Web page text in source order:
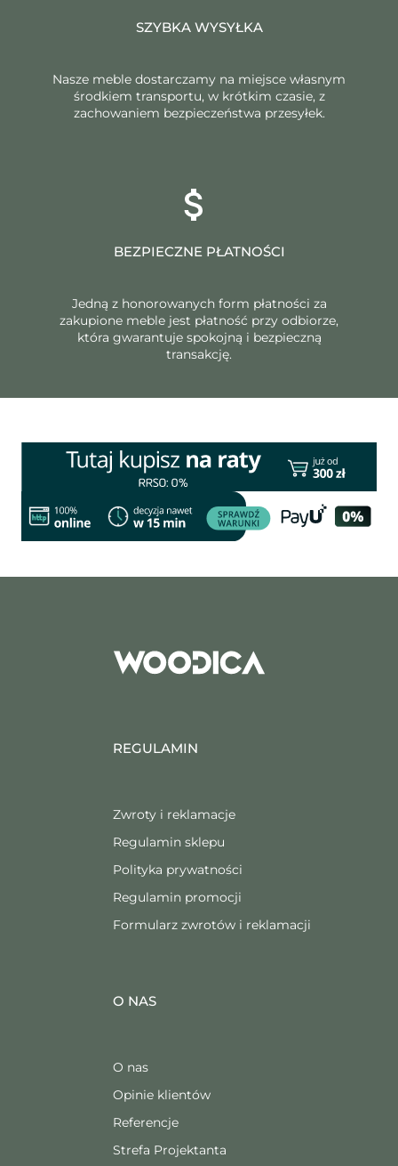
SZYBKA WYSYŁKA
Nasze meble dostarczamy na miejsce własnym
środkiem transportu, w krótkim czasie, z
zachowaniem bezpieczeństwa przesyłek.
BEZPIECZNE PŁATNOŚCI
Jedną z honorowanych form płatności za
zakupione meble jest płatność przy odbiorze,
która gwarantuje spokojną i bezpieczną
transakcję.
REGULAMIN
Zwroty i reklamacje
Regulamin sklepu
Polityka prywatności
Regulamin promocji
Formularz zwrotów i reklamacji
O NAS
O nas
Opinie klientów
Referencje
Strefa Projektanta